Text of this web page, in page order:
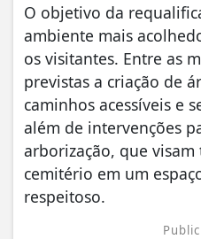
O objetivo da
ambiente mais
os visitantes. Entre as
previstas a criação de
caminhos acessíveis e
além de intervenções
arborização, que
cemitério em um
respeitoso.